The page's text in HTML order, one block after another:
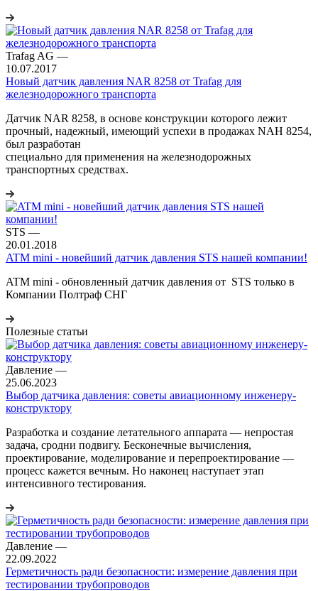
Trafag AG —
10.07.2017
Новый датчик давления NAR 8258 от Trafag для
железнодорожного транспорта
Датчик NAR 8258, в основе конструкции которого лежит
прочный, надежный, имеющий успехи в продажах NAH 8254,
был разработан
специально для применения на железнодорожных
транспортных средствах.
STS —
20.01.2018
ATM mini - новейший датчик давления STS нашей компании!
ATM mini - обновленный датчик давления от STS только в
Компании Полтраф СНГ
Полезные статьи
Давление —
25.06.2023
Выбор датчика давления: советы авиационному инженеру-
конструктору
Разработка и создание летательного аппарата — непростая
задача, сродни подвигу. Бесконечные вычисления,
проектирование, моделирование и перепроектирование —
процесс кажется вечным. Но наконец наступает этап
интенсивного тестирования.
Давление —
22.09.2022
Герметичность ради безопасности: измерение давления при
тестировании трубопроводов